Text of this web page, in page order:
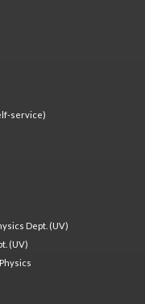
service)
Dept. (UV)
(UV)